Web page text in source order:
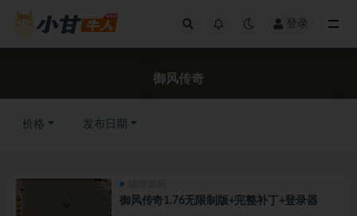
登录
御风传奇
价格 发布日期
御风传奇1.76无限制版+完整补丁+登录器